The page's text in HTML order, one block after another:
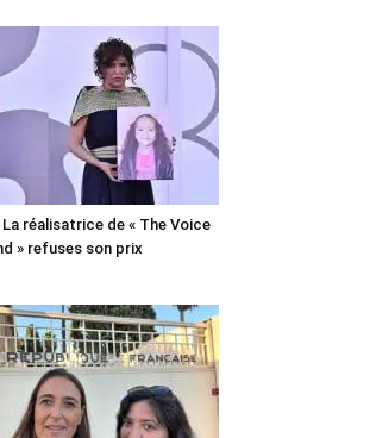
La réalisatrice de « The Voice
» refuses son prix